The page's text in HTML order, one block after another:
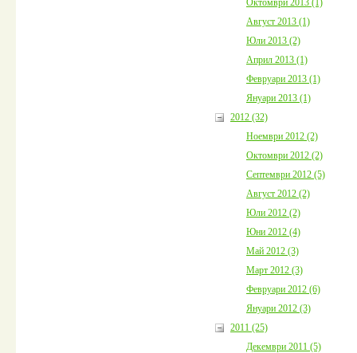
Август 2013 (1)
Юли 2013 (2)
Април 2013 (1)
Февруари 2013 (1)
Януари 2013 (1)
2012 (32)
Ноември 2012 (2)
Октомври 2012 (2)
Септември 2012 (5)
Август 2012 (2)
Юли 2012 (2)
Юни 2012 (4)
Май 2012 (3)
Март 2012 (3)
Февруари 2012 (6)
Януари 2012 (3)
2011 (25)
Декември 2011 (5)